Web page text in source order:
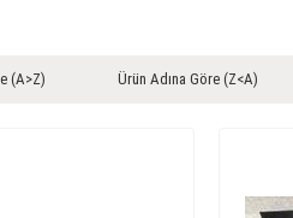
(A>Z) Ürün Adına Göre (Z<A)